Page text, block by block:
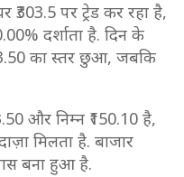
₹303.5 पर ट्रेड कर रहा है,
दर्शाता है. दिन के
का स्तर छुआ, जबकि
और निम्न ₹150.10 है,
मिलता है. बाजार
बना हुआ है.